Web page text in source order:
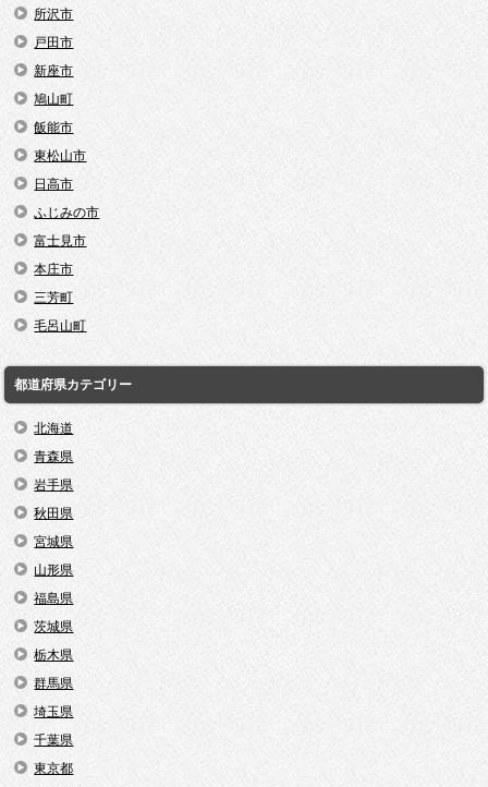
所沢市
戸田市
新座市
鳩山町
飯能市
東松山市
日高市
ふじみの市
富士見市
本庄市
三芳町
毛呂山町
都道府県カテゴリー
北海道
青森県
岩手県
秋田県
宮城県
山形県
福島県
茨城県
栃木県
群馬県
埼玉県
千葉県
東京都